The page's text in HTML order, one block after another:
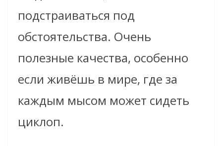
подстраиваться под
обстоятельства. Очень
полезные качества, особенно
если живёшь в мире, где за
каждым мысом может сидеть
циклоп.